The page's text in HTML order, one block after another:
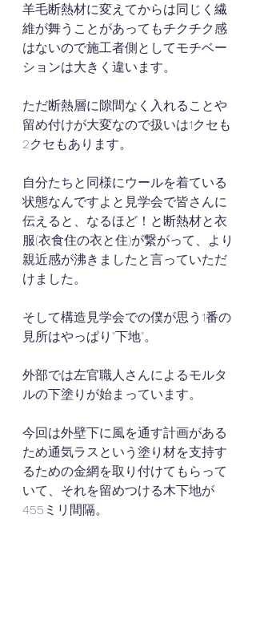
羊毛断熱材に変えてからは同じく繊
維が舞うことがあってもチクチク感
はないので施工者側としてモチベー
ションは大きく違います。
ただ断熱層に隙間なく入れることや
留め付けが大変なので扱いは1クセも
2クセもあります。
自分たちと同様にウールを着ている
状態なんですよと見学会で皆さんに
伝えると、なるほど！と断熱材と衣
服(衣食住の衣と住)が繋がって、より
親近感が沸きましたと言っていただ
けました。
そして構造見学会での僕が思う1番の
見所はやっぱり"下地"。
外部では左官職人さんによるモルタ
ルの下塗りが始まっています。
今回は外壁下に風を通す計画がある
ため通気ラスという塗り材を支持す
るための金網を取り付けてもらって
いて、それを留めつける木下地が
455ミリ間隔。